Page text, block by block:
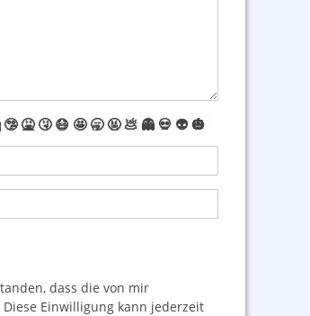
🤥 🤮 🤧 😷 🤩 🥱 🤬 💩 👻 💀 👽 🎃
dass die von mir
Einwilligung kann jederzeit